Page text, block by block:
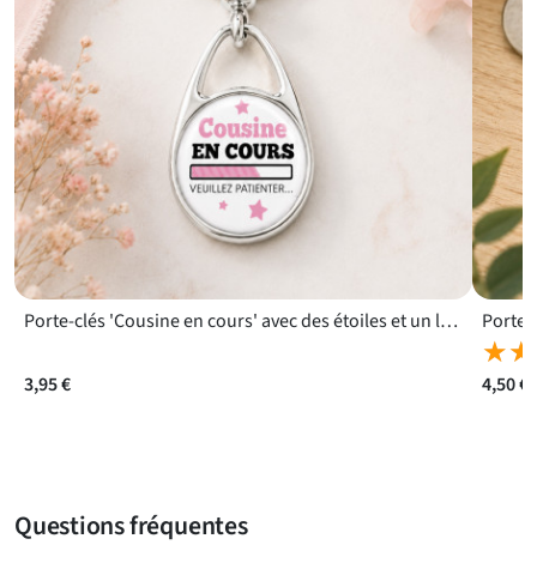
Porte-clés 'Cousine en cours' avec des étoiles et un lettrage contrasté
3,95 € 4,50 €
Questions fréquentes